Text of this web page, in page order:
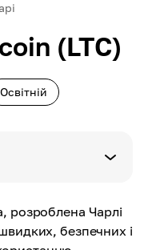
(LTC)
Освітній
розроблена Чарлі
безпечних і